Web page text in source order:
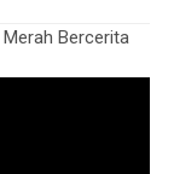
Bercerita